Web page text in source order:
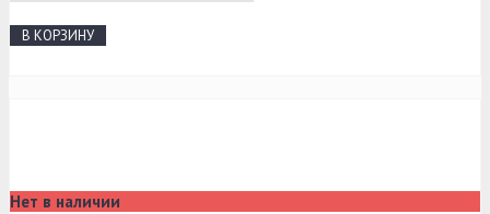
В КОРЗИНУ
Нет в наличии